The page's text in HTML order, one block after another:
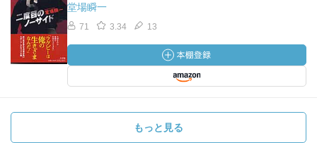
堂場瞬一
71 3.34 13
もっと見る